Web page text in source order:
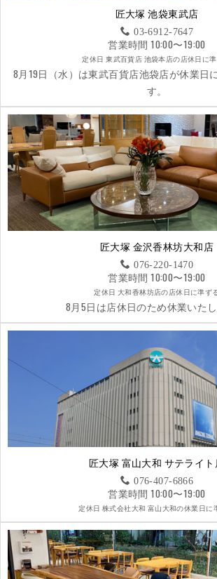
匠大塚 池袋東武店
03-6912-7647
営業時間 10:00〜19:00
定休日 東武百貨店 池袋本店の店休日に
8月19日（水）は東武百貨店池袋店が休業日
す。
匠大塚 金沢香林坊大和店
076-220-1470
営業時間 10:00〜19:00
定休日 大和香林坊店の店休日に準ず
8月5日は店休日のため休業いたし
匠大塚 富山大和 サテライ
076-407-6866
営業時間 10:00〜19:00
定休日 株式会社大和 富山大和の休業日に